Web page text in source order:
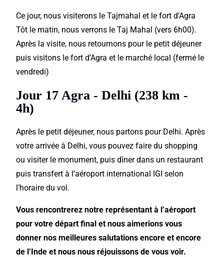
Ce jour, nous visiterons le Tajmahal et le fort d’Agra
Tôt le matin, nous verrons le Taj Mahal (vers 6h00).
Après la visite, nous retournons pour le petit déjeuner
puis visitons le fort d’Agra et le marché local (fermé le
vendredi)
Jour 17 Agra - Delhi (238 km -
4h)
Après le petit déjeuner, nous partons pour Delhi. Après
votre arrivée à Delhi, vous pouvez faire du shopping
ou visiter le monument, puis dîner dans un restaurant
puis transfert à l’aéroport international IGI selon
l’horaire du vol.
Vous rencontrerez notre représentant à l’aéroport
pour votre départ final et nous aimerions vous
donner nos meilleures salutations encore et encore
de l’Inde et nous nous réjouissons de vous voir.